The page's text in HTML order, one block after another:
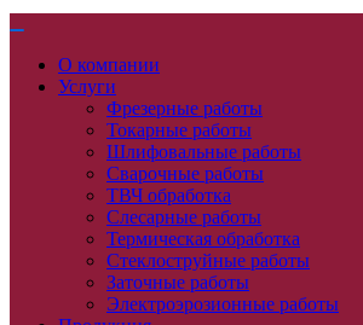
О компании
Услуги
Фрезерные работы
Токарные работы
Шлифовальные работы
Сварочные работы
ТВЧ обработка
Слесарные работы
Термическая обработка
Стеклоструйные работы
Заточные работы
Электроэрозионные работы